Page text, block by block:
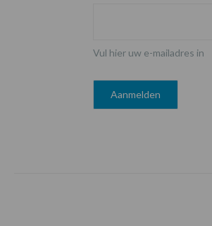
Vul hier uw e-mailadres in